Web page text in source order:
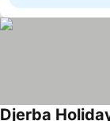
Djerba